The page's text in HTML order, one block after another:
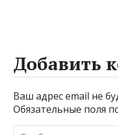
Добавить
Ваш адрес email не
Обязательные поля